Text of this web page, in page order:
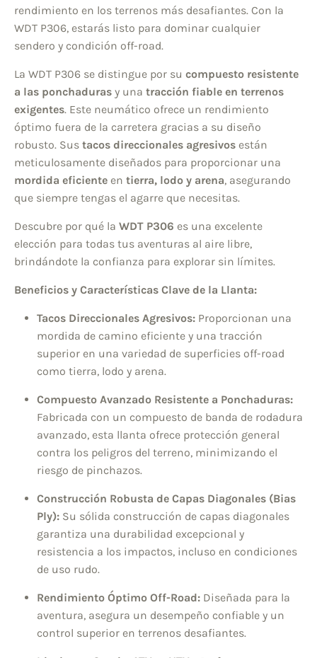
rendimiento en los terrenos más desafiantes. Con la
WDT P306, estarás listo para dominar cualquier
sendero y condición off-road.
La WDT P306 se distingue por su compuesto resistente
a las ponchaduras y una tracción fiable en terrenos
exigentes. Este neumático ofrece un rendimiento
óptimo fuera de la carretera gracias a su diseño
robusto. Sus tacos direccionales agresivos están
meticulosamente diseñados para proporcionar una
mordida eficiente en tierra, lodo y arena, asegurando
que siempre tengas el agarre que necesitas.
Descubre por qué la WDT P306 es una excelente
elección para todas tus aventuras al aire libre,
brindándote la confianza para explorar sin límites.
Beneficios y Características Clave de la Llanta:
Tacos Direccionales Agresivos: Proporcionan una
mordida de camino eficiente y una tracción
superior en una variedad de superficies off-road
como tierra, lodo y arena.
Compuesto Avanzado Resistente a Ponchaduras:
Fabricada con un compuesto de banda de rodadura
avanzado, esta llanta ofrece protección general
contra los peligros del terreno, minimizando el
riesgo de pinchazos.
Construcción Robusta de Capas Diagonales (Bias
Ply): Su sólida construcción de capas diagonales
garantiza una durabilidad excepcional y
resistencia a los impactos, incluso en condiciones
de uso rudo.
Rendimiento Óptimo Off-Road: Diseñada para la
aventura, asegura un desempeño confiable y un
control superior en terrenos desafiantes.